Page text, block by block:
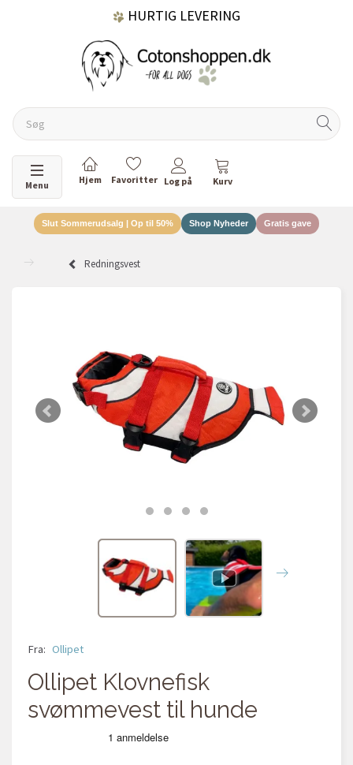
HURTIG LEVERING
60 DAGES RETURRET
Skifte navigation
Menu
Slut Sommerudsalg | Op til 50% Shop Nyheder Gratis gave
Redningsvest
Fra: Ollipet
Ollipet Klovnefisk
svømmevest til hunde